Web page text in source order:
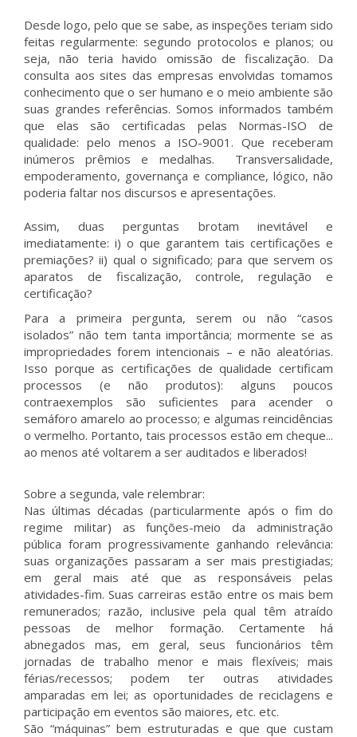
Desde logo, pelo que se sabe, as inspeções teriam sido
feitas regularmente: segundo protocolos e planos; ou
seja, não teria havido omissão de fiscalização. Da
consulta aos sites das empresas envolvidas tomamos
conhecimento que o ser humano e o meio ambiente são
suas grandes referências. Somos informados também
que elas são certificadas pelas Normas-ISO de
qualidade: pelo menos a ISO-9001. Que receberam
inúmeros prêmios e medalhas. Transversalidade,
empoderamento, governança e compliance, lógico, não
poderia faltar nos discursos e apresentações.
Assim, duas perguntas brotam inevitável e
imediatamente: i) o que garantem tais certificações e
premiações? ii) qual o significado; para que servem os
aparatos de fiscalização, controle, regulação e
certificação?
Para a primeira pergunta, serem ou não “casos
isolados” não tem tanta importância; mormente se as
impropriedades forem intencionais – e não aleatórias.
Isso porque as certificações de qualidade certificam
processos (e não produtos): alguns poucos
contraexemplos são suficientes para acender o
semáforo amarelo ao processo; e algumas reincidências
o vermelho. Portanto, tais processos estão em cheque...
ao menos até voltarem a ser auditados e liberados!
Sobre a segunda, vale relembrar:
Nas últimas décadas (particularmente após o fim do
regime militar) as funções-meio da administração
pública foram progressivamente ganhando relevância:
suas organizações passaram a ser mais prestigiadas;
em geral mais até que as responsáveis pelas
atividades-fim. Suas carreiras estão entre os mais bem
remunerados; razão, inclusive pela qual têm atraído
pessoas de melhor formação. Certamente há
abnegados mas, em geral, seus funcionários têm
jornadas de trabalho menor e mais flexíveis; mais
férias/recessos; podem ter outras atividades
amparadas em lei; as oportunidades de reciclagens e
participação em eventos são maiores, etc. etc.
São “máquinas” bem estruturadas e que que custam